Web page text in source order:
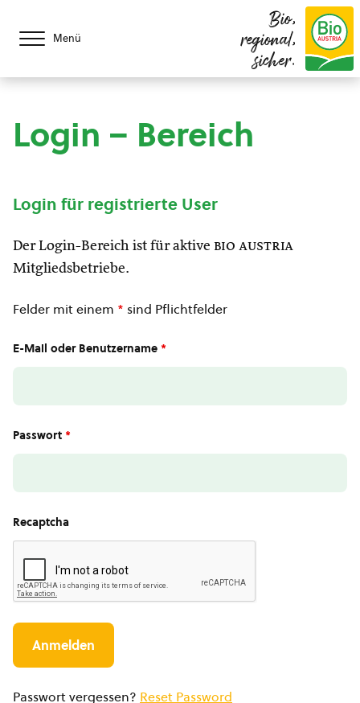
Menü
Bio,
regional,
sicher.
Login – Bereich
Login für registrierte User
Der Login-Bereich ist für aktive bio austria
Mitgliedsbetriebe.
Felder mit einem * sind Pflichtfelder
E-Mail oder Benutzername *
Passwort *
Recaptcha
Passwort vergessen? Reset Password